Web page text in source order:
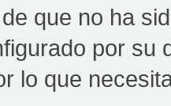
que no ha
por su
lo que